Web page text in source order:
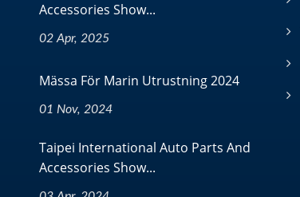
Accessories Show...
02 Apr, 2025
Mässa För Marin Utrustning 2024
01 Nov, 2024
Taipei International Auto Parts And
Accessories Show...